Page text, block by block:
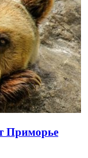
Приморье